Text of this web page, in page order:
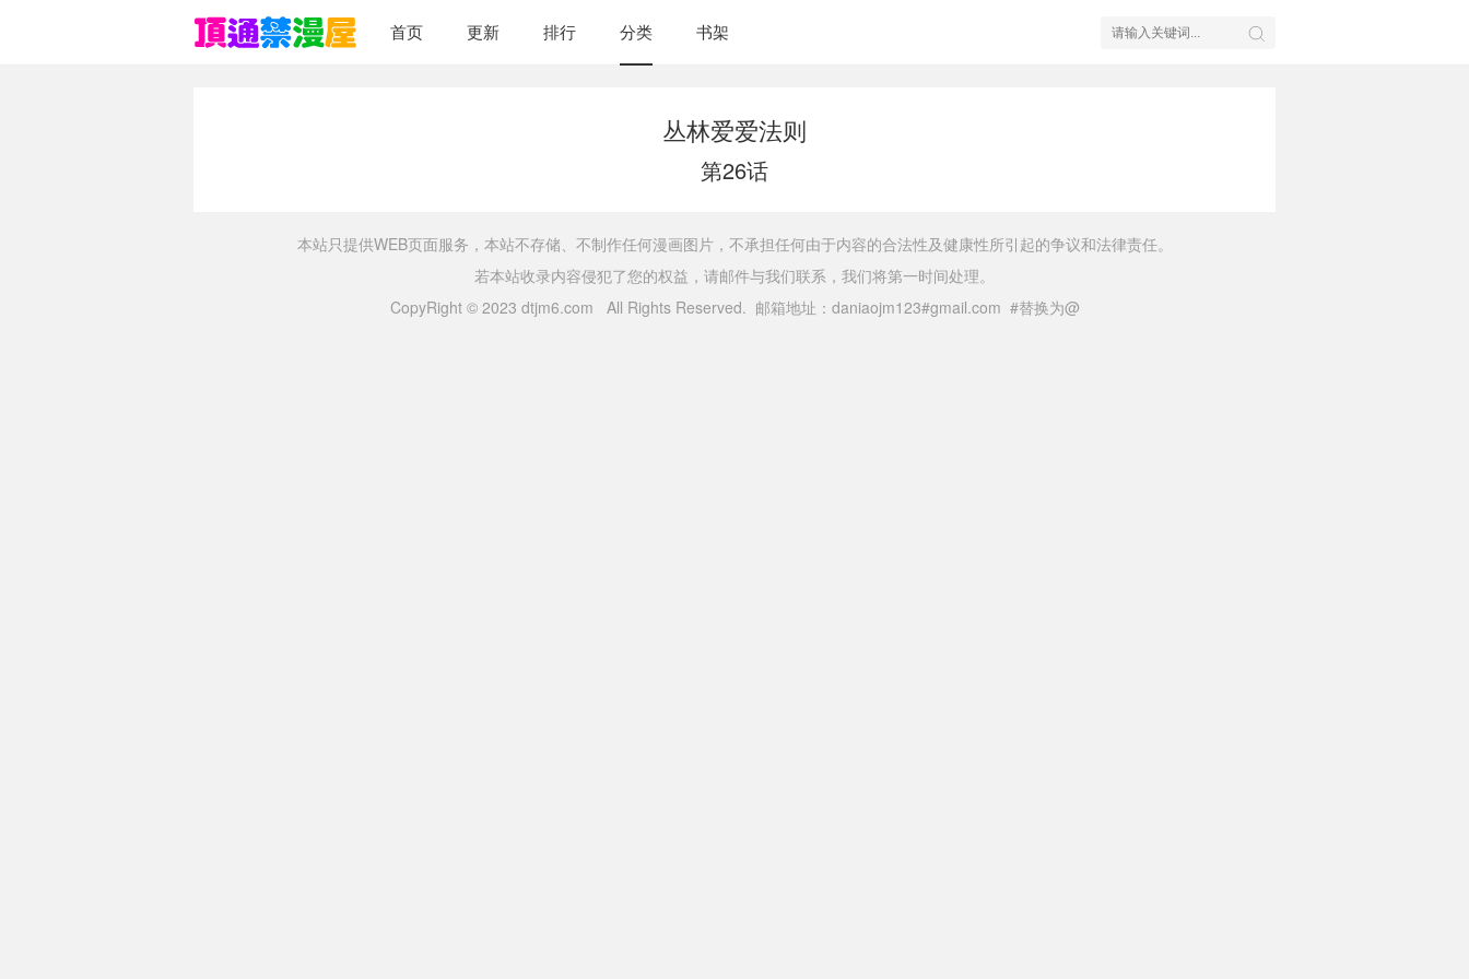
首页 更新 排行 分类 书架
丛林爱爱法则
第26话
本站只提供WEB页面服务，本站不存储、不制作任何漫画图片，不承担任何由于内容的合法性及健康性所引起的争议和法律责任。
若本站收录内容侵犯了您的权益，请邮件与我们联系，我们将第一时间处理。
CopyRight © 2023 dtjm6.com All Rights Reserved. 邮箱地址：daniaojm123#gmail.com #替换为@